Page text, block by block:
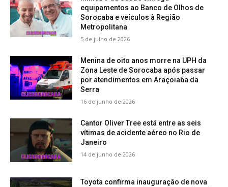
equipamentos ao Banco de Olhos de
Sorocaba e veículos à Região
Metropolitana
5 de julho de 2026
Menina de oito anos morre na UPH da
Zona Leste de Sorocaba após passar
por atendimentos em Araçoiaba da
Serra
16 de junho de 2026
Cantor Oliver Tree está entre as seis
vítimas de acidente aéreo no Rio de
Janeiro
14 de junho de 2026
Toyota confirma inauguração de nova